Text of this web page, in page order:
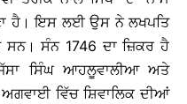
ਹੈ। ਇਸ ਲਈ ਉਸ ਨੇ ਲਖਪਤਿ
ਸੰਨ 1746 ਦਾ ਜ਼ਿਕਰ ਹੈ
ਸਿੰਘ ਆਹਲੂਵਾਲੀਆ ਅਤੇ
ਅਗਵਾਈ ਵਿੱਚ ਸ਼ਿਵਾਲਿਕ ਦੀਆਂ